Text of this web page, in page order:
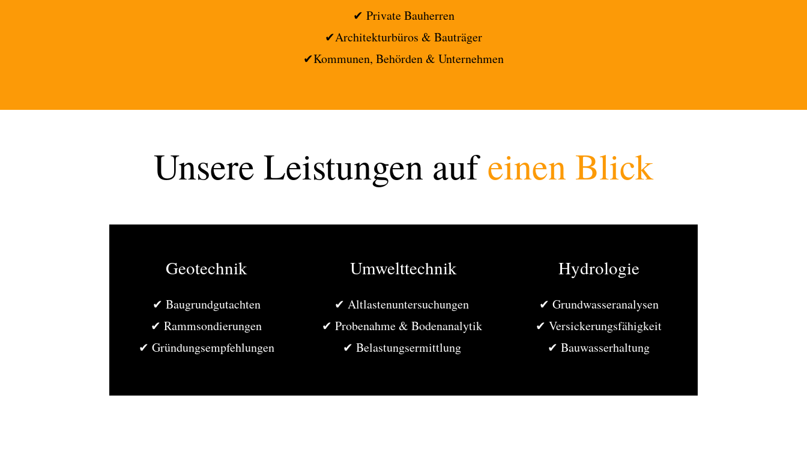
✔ Private Bauherren
✔Architekturbüros & Bauträger
✔Kommunen, Behörden & Unternehmen
Unsere Leistungen aufeinen Blick
Geotechnik
✔ Baugrundgutachten
✔ Rammsondierungen
✔ Gründungsempfehlungen
Umwelttechnik
✔ Altlastenuntersuchungen
✔ Probenahme & Bodenanalytik
✔ Belastungsermittlung
Hydrologie
✔ Grundwasseranalysen
✔ Versickerungsfähigkeit
✔ Bauwasserhaltung